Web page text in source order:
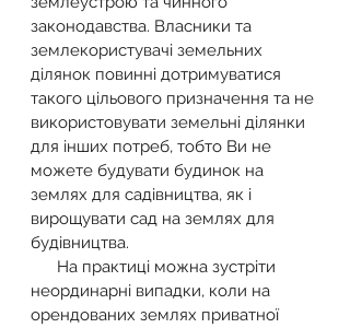
законодавства. Власники та
землекористувачі земельних
ділянок повинні дотримуватися
такого цільового призначення та не
використовувати земельні ділянки
для інших потреб, тобто Ви не
можете будувати будинок на
землях для садівництва, як і
вирощувати сад на землях для
будівництва.
На практиці можна зустріти
неординарні випадки, коли на
орендованих землях приватної